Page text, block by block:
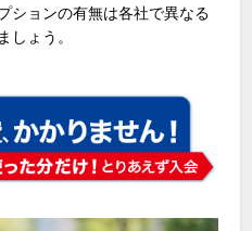
ションの有無は各社で異なる
しょう。